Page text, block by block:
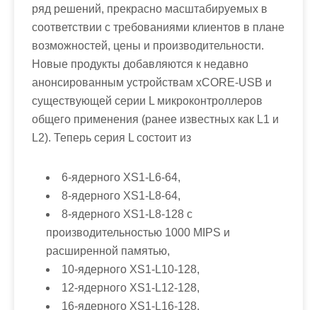
ряд решений, прекрасно масштабируемых в
соответствии с требованиями клиентов в плане
возможностей, цены и производительности.
Новые продукты добавляются к недавно
анонсированным устройствам xCORE-USB и
существующей серии L микроконтроллеров
общего применения (ранее известных как L1 и
L2). Теперь серия L состоит из
6-ядерного XS1-L6-64,
8-ядерного XS1-L8-64,
8-ядерного XS1-L8-128 с
производительностью 1000 MIPS и
расширенной памятью,
10-ядерного XS1-L10-128,
12-ядерного XS1-L12-128,
16-ядерного XS1-L16-128.